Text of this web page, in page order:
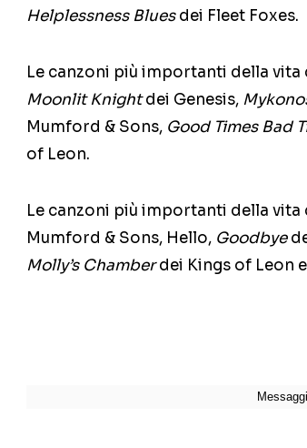
Helplessness Bluesdei Fleet Foxes.
Le canzoni più importanti della vita
Moonlit Knightdei Genesis,
Mumford & Sons, Good Times Bad
of Leon.
Le canzoni più importanti della vita
Mumford & Sons, Hello, Goodbye
Molly’s Chamberdei Kings of Leon e